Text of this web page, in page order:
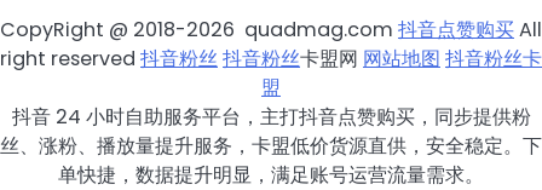
CopyRight @ 2018-2026 quadmag.com 抖音点赞购买All
right reserved 抖音粉丝抖音粉丝卡盟网 网站地图 抖音粉丝卡
盟
抖音 24 小时自助服务平台，主打抖音点赞购买，同步提供粉
丝、涨粉、播放量提升服务，卡盟低价货源直供，安全稳定。下
单快捷，数据提升明显，满足账号运营流量需求。